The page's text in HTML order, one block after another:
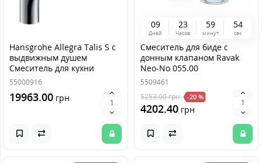
Hansgrohe Allegra Talis S с
выдвижным душем
Смеситель для кухни
32841000
55000916
19963.00 грн
09
Дней
23
Часов
59
минут
54
сек
Смеситель для биде с
донным клапаном Ravak
Neo-No 055.00
5509461
5253.00грн -20 %
4202.40 грн